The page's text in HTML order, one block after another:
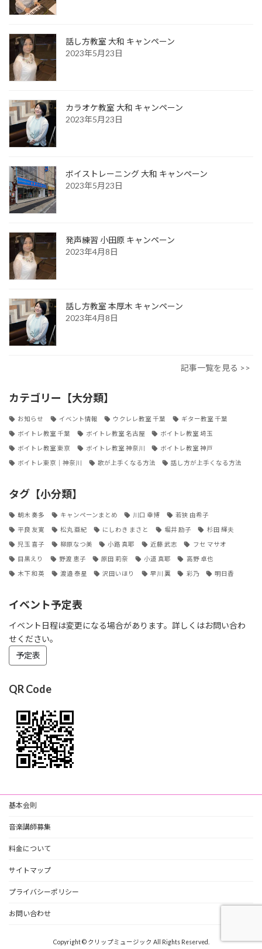
話し方教室 大和 キャンペーン
2023年5月23日
カラオケ教室 大和 キャンペーン
2023年5月23日
ボイストレーニング 大和 キャンペーン
2023年5月23日
発声練習 小田原 キャンペーン
2023年4月8日
話し方教室 本厚木 キャンペーン
2023年4月8日
記事一覧を見る >>
カテゴリー【大分類】
お知らせ イベント情報 ウクレレ教室 千葉 ギター教室 千葉
ボイトレ教室 千葉 ボイトレ教室 名古屋 ボイトレ教室 埼玉
ボイトレ教室 東京 ボイトレ教室 神奈川 ボイトレ教室 神戸
ボイトレ東京｜神奈川 歌が上手くなる方法 話し方が上手くなる方法
タグ【小分類】
朝木 奏多 キャンペーンまとめ 川口 幸博 若狭 由希子
平良 友寛 松丸 亜紀 にしわき まさと 堀井 励子 杉田 輝夫
児玉 喜子 柳原なつ美 小路 真耶 近藤 武志 フセ マサオ
目黒えり 野渡 恵子 原田 莉奈 小道 真耶 高野 卓也
木下 和英 渡邉 泰星 沢田いほり 早川 翼 彩乃 明日香
イベント予定表
イベント日程は変更になる場合があります。詳しくはお問い合わ
せください。
予定表
QR Code
基本会則
音楽講師募集
料金について
サイトマップ
プライバシーポリシー
お問い合わせ
Copyright © クリップミュージック All Rights Reserved.